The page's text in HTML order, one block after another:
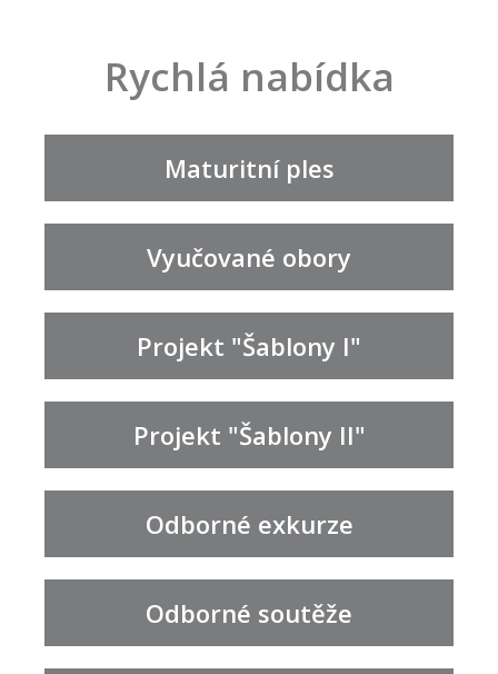
Rychlá nabídka
Maturitní ples
Vyučované obory
Projekt "Šablony I"
Projekt "Šablony II"
Odborné exkurze
Odborné soutěže